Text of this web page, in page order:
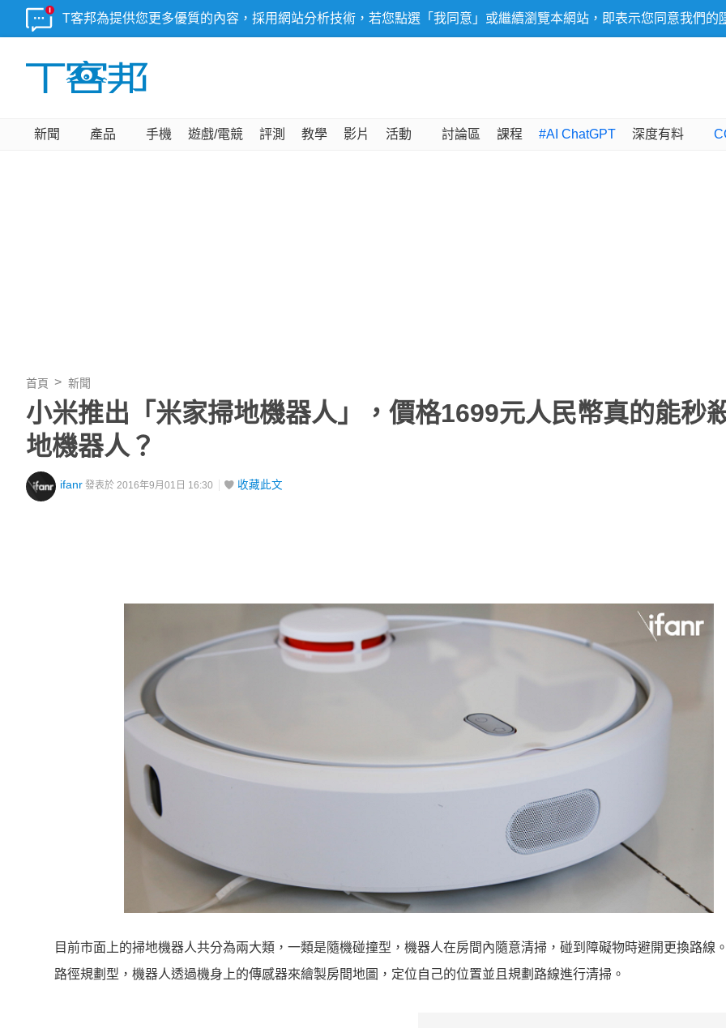
T客邦為提供您更多優質的內容，採用網站分析技術，若您點選「我同意」或繼續瀏覽本網站，即表示您同意我們的
新聞 產品 手機 遊戲/電競 評測 教學 影片 活動 討論區 課程 #AI ChatGPT 深度有料
首頁 新聞
小米推出「米家掃地機器人」，價格1699元人民幣真的能秒
地機器人？
ifanr 發表於 2016年9月01日 16:30 收藏此文
目前市面上的掃地機器人共分為兩大類，一類是隨機碰撞型，機器人在房間內隨意清掃，碰到障礙物時避開更換路線
路徑規劃型，機器人透過機身上的傳感器來繪製房間地圖，定位自己的位置並且規劃路線進行清掃。